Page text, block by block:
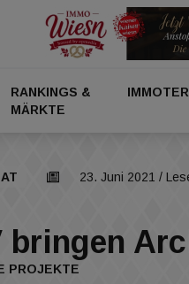
RANKINGS &
MÄRKTE
23. Juni 2021 /
bringen
PROJEKTE